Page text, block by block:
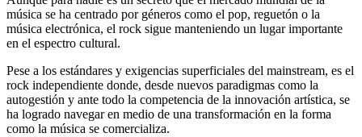
música se ha centrado por géneros como el pop, reguetón o la
música electrónica, el rock sigue manteniendo un lugar importante
en el espectro cultural.
Pese a los estándares y exigencias superficiales del mainstream, es el
rock independiente donde, desde nuevos paradigmas como la
autogestión y ante todo la competencia de la innovación artística, se
ha logrado navegar en medio de una transformación en la forma
como la música se comercializa.